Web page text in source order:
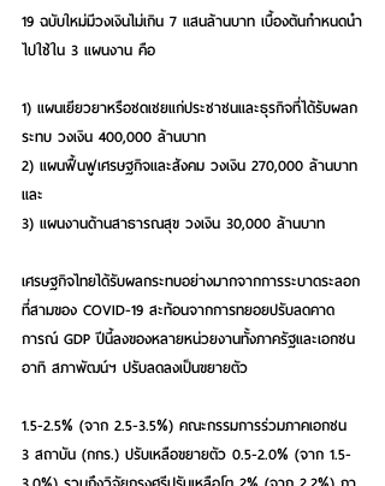
19 ฉบับใหม่มีวงเงินไม่เกิน 7 แสนล้านบาท เบื้องต้นกำหนดนำ
ไปใช้ใน 3 แผนงาน คือ
1) แผนเยียวยาหรือชดเชยแก่ประชาชนและธุรกิจที่ได้รับผลก
ระทบ วงเงิน 400,000 ล้านบาท
2) แผนฟื้นฟูเศรษฐกิจและสังคม วงเงิน 270,000 ล้านบาท
และ
3) แผนงานด้านสาธารณสุข วงเงิน 30,000 ล้านบาท
เศรษฐกิจไทยได้รับผลกระทบอย่างมากจากการระบาดระลอก
ที่สามของ COVID-19 สะท้อนจากการทยอยปรับลดคาด
การณ์ GDP ปีนี้ลงของหลายหน่วยงานทั้งภาครัฐและเอกชน
อาทิ สภาพัฒน์ฯ ปรับลดลงเป็นขยายตัว
1.5-2.5% (จาก 2.5-3.5%) คณะกรรมการร่วมภาคเอกชน
3 สถาบัน (กกร.) ปรับเหลือขยายตัว 0.5-2.0% (จาก 1.5-